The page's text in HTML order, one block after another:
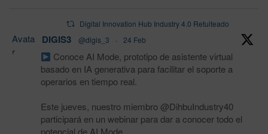
Digital Innovation Hub Industry 4.0 Retuiteado
Avata
r
DIGIS3 @digis_3 · 24 Feb
Conoce AI Mode, prototipo de asistente virtual
basado en IA generativa para facilitar el soporte a
operarios en tiempo real.
Este jueves, nuestro miembro @DihbuIndustry40
participará en un webinar para dar a conocer todo el